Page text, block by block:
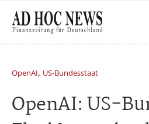
OpenAI, US-Bundesstaat
OpenAI: US-